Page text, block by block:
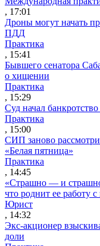
, 17:01
Дроны могут начать
ПДД
Практика
, 15:41
Бывшего сенатора
о хищении
Практика
, 15:29
Суд начал
Практика
, 15:00
СИП заново
«Белая пятница»
Практика
, 14:45
«Страшно — и
что роднит ее работу
Юрист
, 14:32
Экс-акционер
доли